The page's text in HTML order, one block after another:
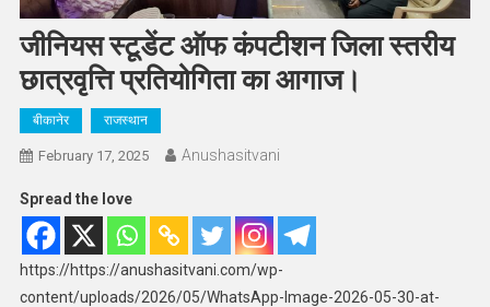
जीनियस स्टूडेंट ऑफ कंपटीशन जिला स्तरीय
छात्रवृत्ति प्रतियोगिता का आगाज।
बीकानेर राजस्थान
February 17, 2025 Anushasitvani
Spread the love
https://https://anushasitvani.com/wp-
content/uploads/2026/05/WhatsApp-Image-2026-05-30-at-